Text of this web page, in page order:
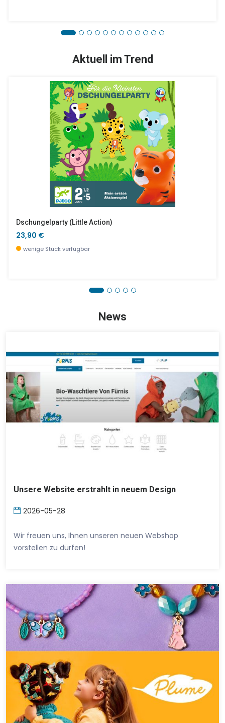
Aktuell im Trend
Dschungelparty (little Action)
23,90 €
wenige Stück verfügbar
News
Unsere Website erstrahlt in neuem Design
2026-05-28
Wir freuen uns, Ihnen unseren neuen Webshop
vorstellen zu dürfen!